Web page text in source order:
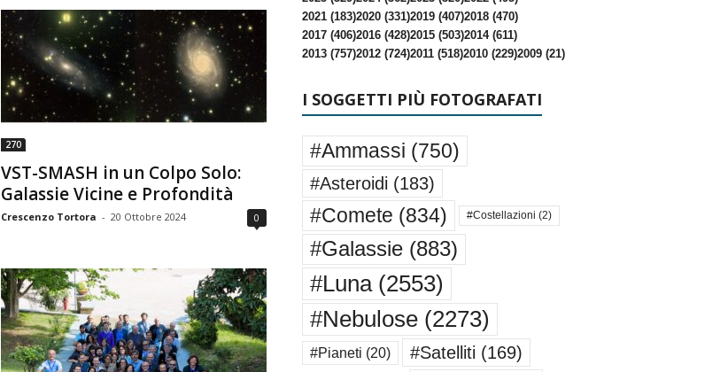
270
VST-SMASH in un Colpo Solo:
Galassie Vicine e Profondità
Crescenzo Tortora - 20 Ottobre 2024 0
2021 (183)2020 (331)2019 (407)2018 (470)
2017 (406)2016 (428)2015 (503)2014 (611)
2013 (757)2012 (724)2011 (518)2010 (229)2009 (21)
I SOGGETTI PIÙ FOTOGRAFATI
#Ammassi (750)
#Asteroidi (183)
#Comete (834) #Costellazioni (2)
#Galassie(883)
#Luna(2553)
#Nebulose(2273)
#Pianeti (20) #Satelliti (169)